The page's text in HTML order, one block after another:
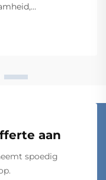
aan
en
aan
spoedig